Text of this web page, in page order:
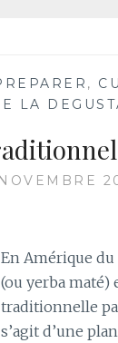
,
LA
En Amérique du
(ou yerba maté)
traditionnelle
s’agit d’une